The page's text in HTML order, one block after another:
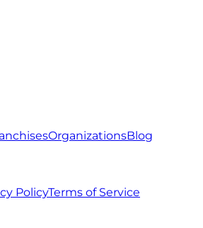
OrganizationsBlog
PolicyTerms of Service